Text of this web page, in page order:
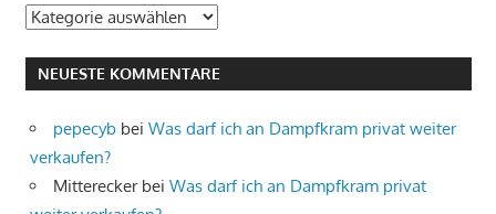
Kategorien
NEUESTE KOMMENTARE
pepecyb bei Was darf ich an Dampfkram privat weiter
verkaufen?
Mittereckerbei Was darf ich an Dampfkram privat